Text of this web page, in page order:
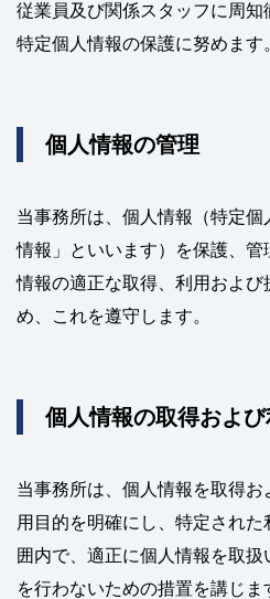
従業員及び関係スタッフに周
特定個人情報の保護に努めます
個人情報の管理
当事務所は、個人情報（特定個
情報」といいます）を保護、管
情報の適正な取得、利用およ
め、これを遵守します。
個人情報の取得および
当事務所は、個人情報を取得お
用目的を明確にし、特定され
囲内で、適正に個人情報を取
を行わないための措置を講じま